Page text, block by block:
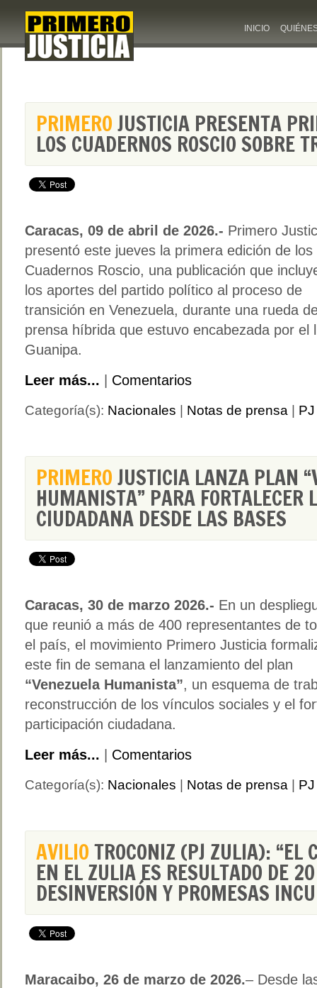
INICIO
PRIMEROJUSTICIA PRESENTA
LOS CUADERNOS ROSCIO SOBRE
Caracas, 09 de abril de 2026.- Primero
presentó este jueves la primera edición de los
Cuadernos Roscio, una publicación que
los aportes del partido político al proceso de
transición en Venezuela, durante una rueda
prensa híbrida que estuvo encabezada por el
Guanipa.
Leer más...
Comentarios
Categoría(s): Nacionales Notas de prensa
PRIMEROJUSTICIA LANZA PLAN
HUMANISTA” PARA FORTALECER
CIUDADANA DESDE LAS BASES
Caracas, 30 de marzo 2026.- En un
que reunió a más de 400 representantes de
el país, el movimiento Primero Justicia
este fin de semana el lanzamiento del plan
“Venezuela Humanista”, un esquema de
reconstrucción de los vínculos sociales y el
participación ciudadana.
Leer más...
Comentarios
Categoría(s): Nacionales Notas de prensa
AVILIOTROCONIZ (PJ ZULIA): “EL
EN EL ZULIA ES RESULTADO DE
DESINVERSIÓN Y PROMESAS
Maracaibo, 26 de marzo de 2026.– Desde